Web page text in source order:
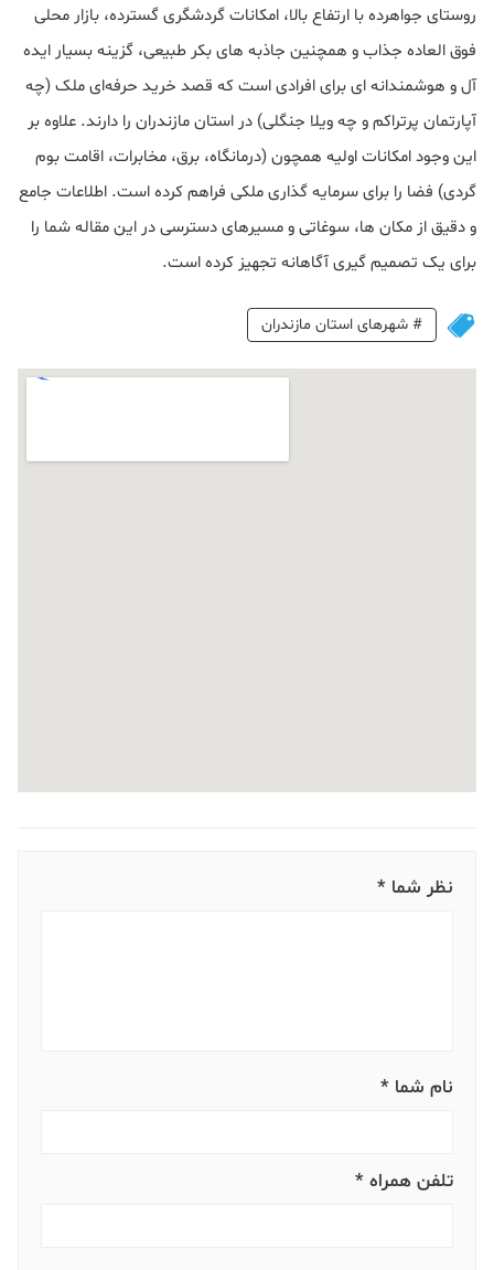
روستای جواهرده با ارتفاع بالا، امکانات گردشگری گسترده، بازار محلی
فوق العاده جذاب و همچنین جاذبه‌ های بکر طبیعی، گزینه‌ بسیار ایده
آل و هوشمندانه ای برای افرادی است که قصد خرید حرفه‌ای ملک (چه
آپارتمان پرتراکم و چه ویلا جنگلی) در استان مازندران را دارند. علاوه بر
این وجود امکانات اولیه همچون (درمانگاه، برق، مخابرات، اقامت بوم‌
گردی) فضا را برای سرمایه‌ گذاری ملکی فراهم کرده است. اطلاعات جامع
و دقیق از مکان‌ ها، سوغاتی و مسیرهای دسترسی در این مقاله شما را
برای یک تصمیم‌ گیری آگاهانه تجهیز کرده است.
# شهرهای استان مازندران
نظر شما *
نام شما *
تلفن همراه *